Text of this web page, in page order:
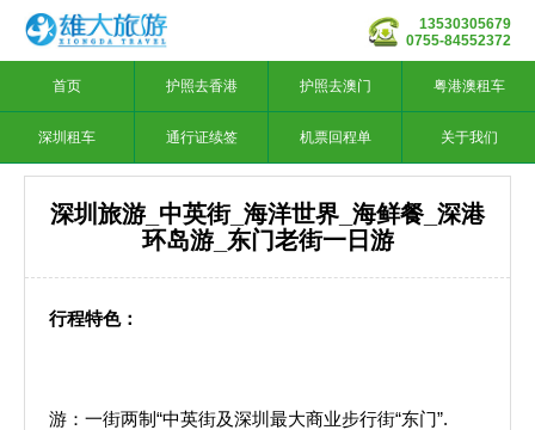
13530305679
0755-84552372
首页 护照去香港 护照去澳门 粤港澳租车
深圳租车 通行证续签 机票回程单 关于我们
深圳旅游_中英街_海洋世界_海鲜餐_深港
环岛游_东门老街一日游
行程特色：
游：一街两制“中英街及深圳最大商业步行街“东门”.